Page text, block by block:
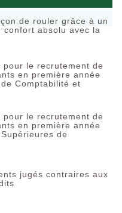
de rouler grâce à un
confort absolu avec la
le recrutement de
en première année
Comptabilité et
le recrutement de
en première année
de
jugés contraires aux